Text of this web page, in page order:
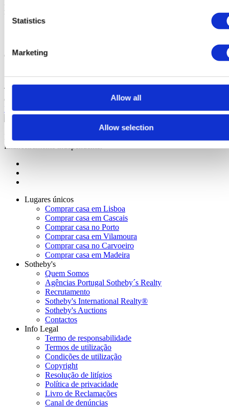
Statistics
Marketing
Allow all
Allow selection
Empreendimentos semelhantes
nestes empreendimentos
Canidelo 825.000 €
The Grand Splendouro
Canidelo
Ligar Contactar
Sotheby's International Realty é uma marca registada da Sotheby's
International Realty Affiliates LLC. Cada escritório é jurídica e
financeiramente independente.
Lugares únicos
Comprar casa em Lisboa
Comprar casa em Cascais
Comprar casa no Porto
Comprar casa em Vilamoura
Comprar casa no Carvoeiro
Comprar casa em Madeira
Sotheby's
Quem Somos
Agências Portugal Sotheby´s Realty
Recrutamento
Sotheby's International Realty®
Sotheby's Auctions
Contactos
Info Legal
Termo de responsabilidade
Termos de utilização
Condições de utilização
Copyright
Resolução de litígios
Política de privacidade
Livro de Reclamações
Canal de denúncias